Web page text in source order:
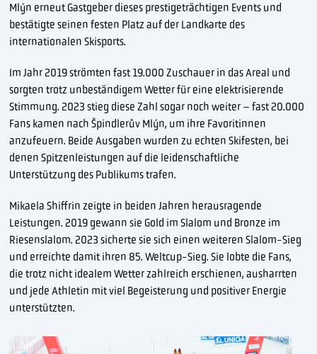
Mlýn erneut Gastgeber dieses prestigeträchtigen Events und
bestätigte seinen festen Platz auf der Landkarte des
internationalen Skisports.
Im Jahr 2019 strömten fast 19.000 Zuschauer in das Areal und
sorgten trotz unbeständigem Wetter für eine elektrisierende
Stimmung. 2023 stieg diese Zahl sogar noch weiter – fast 20.000
Fans kamen nach Špindlerův Mlýn, um ihre Favoritinnen
anzufeuern. Beide Ausgaben wurden zu echten Skifesten, bei
denen Spitzenleistungen auf die leidenschaftliche
Unterstützung des Publikums trafen.
Mikaela Shiffrin zeigte in beiden Jahren herausragende
Leistungen. 2019 gewann sie Gold im Slalom und Bronze im
Riesenslalom. 2023 sicherte sie sich einen weiteren Slalom-Sieg
und erreichte damit ihren 85. Weltcup-Sieg. Sie lobte die Fans,
die trotz nicht idealem Wetter zahlreich erschienen, ausharrten
und jede Athletin mit viel Begeisterung und positiver Energie
unterstützten.